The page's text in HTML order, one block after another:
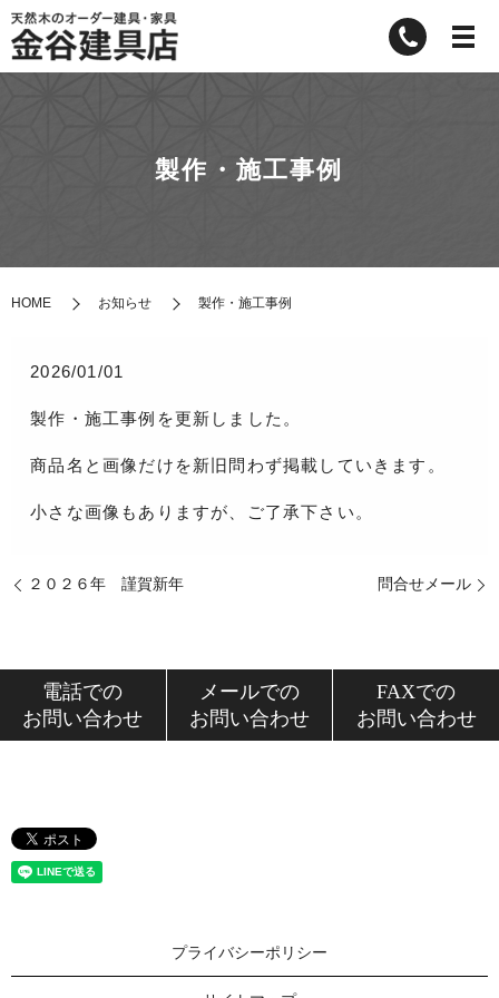
製作・施工事例
HOME お知らせ 製作・施工事例
2026/01/01
製作・施工事例を更新しました。
商品名と画像だけを新旧問わず掲載していきます。
小さな画像もありますが、ご了承下さい。
２０２６年 謹賀新年 問合せメール
電話での
お問い合わせ
メールでの
お問い合わせ
FAXでの
お問い合わせ
プライバシーポリシー